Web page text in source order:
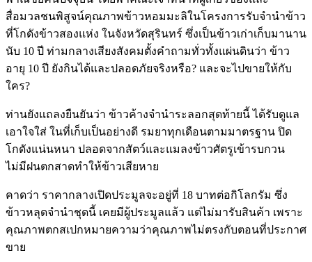
สื่อมวลชนพิสูจน์คุณภาพข้าวหอมมะลิในโครงการรับจำนำข้าว
ที่โกดังข้าวสองแห่ง ในจังหวัดสุรินทร์ ซึ่งเป็นข้าวเก่าเก็บมานาน
นับ 10 ปี ท่ามกลางเสียงสังคมตั้งคำถามทั่วทั้งแผ่นดินว่า ข้าว
อายุ 10 ปี ยังกินได้และปลอดภัยจริงหรือ? และจะไปขายให้กับ
ใคร?
ท่านยังแถลงยืนยันว่า ข้าวค้างจำนำระลอกสุดท้ายนี้ ได้รับดูแล
เอาใจใส่ ในที่เก็บเป็นอย่างดี รมยาทุกเดือนตามมาตรฐาน ปิด
โกดังแน่นหนา ปลอดจากสัตว์และแมลงข้าวศัตรูเข้ารบกวน
ไม่มีฝนตกสาดทำให้ข้าวเสียหาย
คาดว่า ราคากลางเปิดประมูลจะอยู่ที่ 18 บาทต่อกิโลกรัม ซึ่ง
ข้าวหลุดจำนำชุดนี้ เคยมีผู้ประมูลแล้ว แต่ไม่มารับสินค้า เพราะ
คุณภาพตกสเปกหมายความว่าคุณภาพไม่ตรงกับตอนที่ประกาศ
ขาย